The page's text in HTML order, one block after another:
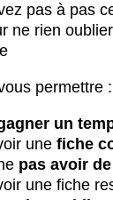
pas à pas
ne rien
permettre :
un
une fiche
pas avoir
une fiche